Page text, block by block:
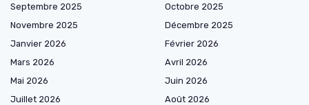
Septembre 2025
Octobre 2025
Novembre 2025
Décembre 2025
Janvier 2026
Février 2026
Mars 2026
Avril 2026
Mai 2026
Juin 2026
Juillet 2026
Août 2026